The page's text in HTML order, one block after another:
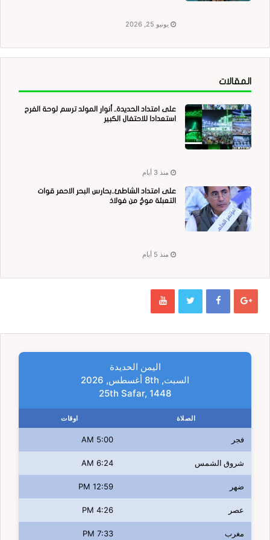
يونيو 25, 2026
المقالات
على امتداد الحديدة.. أنوار المولد ترسم لوحة الفرح
استعدادا للاحتفال الكبير
منذ 3 أيام
على امتداد الشاطئ..بحارس البحر الاحمر قوات
التعبئة موجٌ من فولاذ
منذ 5 أيام
اليمن الحديدة
السبت, 8th أغسطس, 2026
25th Safar, 1448
الصلاة اوقات
فجر 5:00 AM
شروق الشمس 6:24 AM
ضهر 12:59 PM
عصر 4:26 PM
مغرب 7:33 PM